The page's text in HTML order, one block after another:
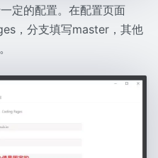
定的配置。在配置页面
，分支填写master，其他